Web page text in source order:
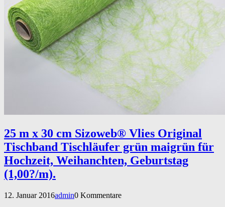
25 m x 30 cm Sizoweb® Vlies Original
Tischband Tischläufer grün maigrün für
Hochzeit, Weihanchten, Geburtstag
(1,00?/m).
12. Januar 2016admin0 Kommentare